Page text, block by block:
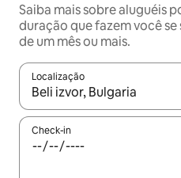
Saiba mais sobre aluguéis
duração que fazem você
de um mês ou mais.
Localização
Quando os resultados
Check-in